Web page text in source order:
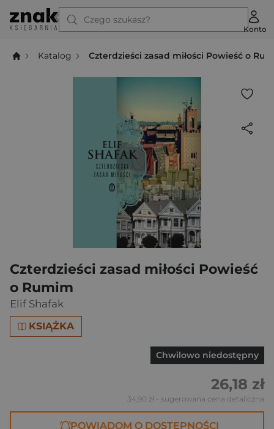
Czego szukasz?
Konto
Katalog Czterdzieści zasad miłości Powieść o
Czterdzieści zasad miłości Powieść
o Rumim
Elif Shafak
KSIĄŻKA
Chwilowo niedostępny
26,18 zł
34,90 zł - sugerowana cena detaliczna
POWIADOM O DOSTĘPNOŚCI